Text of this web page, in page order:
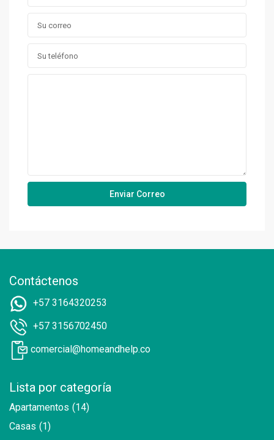
Contáctenos
+57 3164320253
+57 3156702450
comercial@homeandhelp.co
Lista por categoría
Apartamentos (14)
Casas (1)